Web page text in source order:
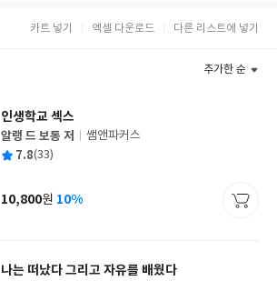
카트 넣기 엑셀 다운로드 다른 리스트에 넣기
추가한 순
인생학교 섹스
글
쓴
알랭 드 보통 저
출
사
쌤앤파커스
평 7.8(33)
가
10,800원 10%
나는 떠났다 그리고 자유를 배웠다